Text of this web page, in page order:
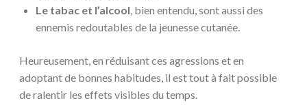
Le tabac et l’alcool, bien entendu, sont aussi des
ennemis redoutables de la jeunesse cutanée.
Heureusement, en réduisant ces agressions et en
adoptant de bonnes habitudes, il est tout à fait possible
de ralentir les effets visibles du temps.